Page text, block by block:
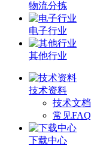
物流分拣
电子行业
其他行业
技术资料
技术文档
常见FAQ
下载中心